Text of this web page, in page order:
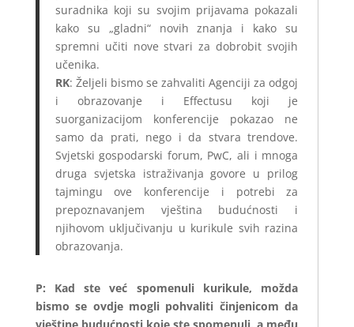
suradnika koji su svojim prijavama pokazali
kako su „gladni“ novih znanja i kako su
spremni učiti nove stvari za dobrobit svojih
učenika.
RK: Željeli bismo se zahvaliti Agenciji za odgoj
i obrazovanje i Effectusu koji je
suorganizacijom konferencije pokazao ne
samo da prati, nego i da stvara trendove.
Svjetski gospodarski forum, PwC, ali i mnoga
druga svjetska istraživanja govore u prilog
tajmingu ove konferencije i potrebi za
prepoznavanjem vještina budućnosti i
njihovom uključivanju u kurikule svih razina
obrazovanja.
P: Kad ste već spomenuli kurikule, možda
bismo se ovdje mogli pohvaliti činjenicom da